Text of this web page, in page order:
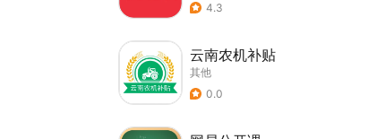
4.3
云南农机补贴
其他
0.0